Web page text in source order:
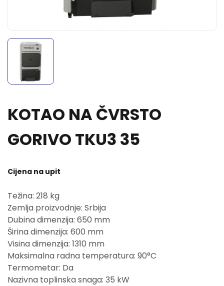
KOTAO NA ČVRSTO
GORIVO TKU3 35
Cijena na upit
Težina: 218 kg
Zemlja proizvodnje: Srbija
Dubina dimenzija: 650 mm
Širina dimenzija: 600 mm
Visina dimenzija: 1310 mm
Maksimalna radna temperatura: 90°C
Termometar: Da
Nazivna toplinska snaga: 35 kW